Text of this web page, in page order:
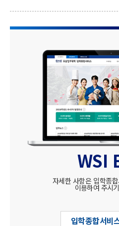
WSI
자세한 사항은 입학종
이용하여 주시
입학종합서비